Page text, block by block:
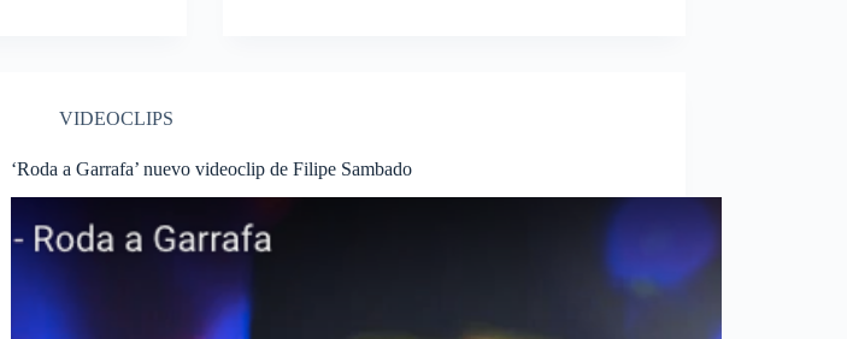
VIDEOCLIPS
‘Roda a Garrafa’ nuevo videoclip de Filipe Sambado